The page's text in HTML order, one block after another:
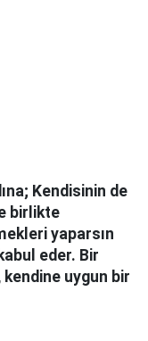
Kendisinin de
birlikte
yaparsın
eder. Bir
kendine uygun bir